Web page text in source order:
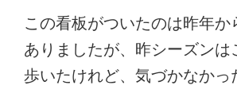
この看板がついたのは昨年か
ありましたが、昨シーズンは
歩いたけれど、気づかなかっ